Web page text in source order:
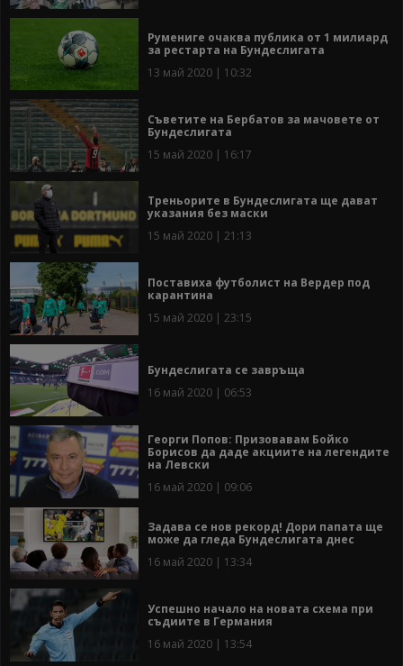
Румениге очаква публика от 1 милиард
за рестарта на Бундеслигата
13 май 2020 | 10:32
Съветите на Бербатов за мачовете от
Бундеслигата
15 май 2020 | 16:17
Треньорите в Бундеслигата ще дават
указания без маски
15 май 2020 | 21:13
Поставиха футболист на Вердер под
карантина
15 май 2020 | 23:15
Бундеслигата се завръща
16 май 2020 | 06:53
Георги Попов: Призовавам Бойко
Борисов да даде акциите на легендите
на Левски
16 май 2020 | 09:06
Задава се нов рекорд! Дори папата ще
може да гледа Бундеслигата днес
16 май 2020 | 13:34
Успешно начало на новата схема при
съдиите в Германия
16 май 2020 | 13:54